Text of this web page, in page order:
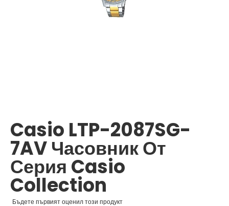
на
галерия
със
снимки
Casio LTP-2087SG-
7AV Часовник От
Серия Casio
Collection
Бъдете първият оценил този продукт